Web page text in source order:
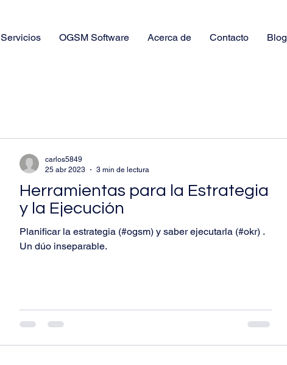
Servicios OGSM Software Acerca de Contacto Blog
Herramientas para la Estrategia
y la Ejecución
Planificar la estrategia (#ogsm) y saber ejecutarla (#okr) .
Un dúo inseparable.
carlos5849
25 abr 2023
3 min de lectura